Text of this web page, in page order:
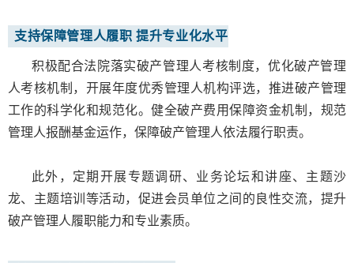
支持保障管理人履职提升专业化水平
积极配合法院落实破产管理人考核制度，优化破产管理
人考核机制，开展年度优秀管理人机构评选，推进破产管理
工作的科学化和规范化。健全破产费用保障资金机制，规范
管理人报酬基金运作，保障破产管理人依法履行职责。
此外，定期开展专题调研、业务论坛和讲座、主题沙
龙、主题培训等活动，促进会员单位之间的良性交流，提升
破产管理人履职能力和专业素质。